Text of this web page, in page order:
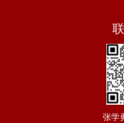
张学